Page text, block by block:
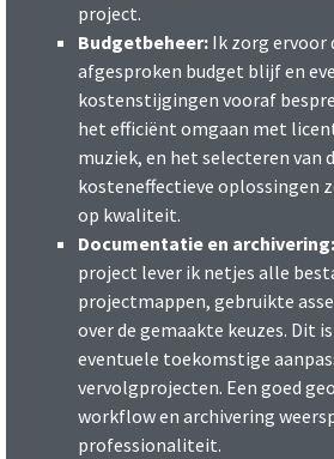
project.
Budgetbeheer: Ik zorg ervoor
afgesproken budget blijf en
kostenstijgingen vooraf
het efficiënt omgaan met
muziek, en het selecteren van
kosteneffectieve oplossingen
op kwaliteit.
Documentatie en archivering:
project lever ik netjes alle
projectmappen, gebruikte
over de gemaakte keuzes. Dit
eventuele toekomstige
vervolgprojecten. Een goed
workflow en archivering
professionaliteit.